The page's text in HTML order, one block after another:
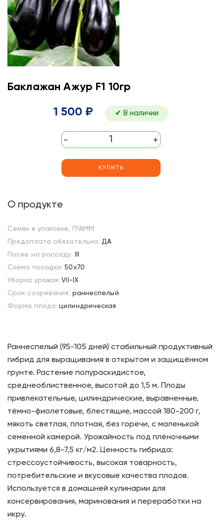
Баклажан Ажур F1 10гр
1 500 ₽ ✔ В наличии
- +
КУПИТЬ
О продукте
Семян в упаковке, ГРАММ:
Предоплата обязательна: ДА
Посев на рассаду:
Схема посадки: 50х70
Уборка урожая: VII-IX
Срок созревания: раннеспелый
Форма плода: цилиндрическая
Раннеспелый (95-105 дней) стабильный продуктивный
гибрид для выращивания в открытом и защищённом
грунте. Растение полураскидистое,
среднеоблиственное, высотой до 1,5 м. Плоды
привлекательные, цилиндрические, выравненные,
тёмно-фиолетовые, блестящие, массой 180-200 г,
мякоть светлая, плотная, без горечи, с маленькой
семенной камерой. Урожайность под плёночными
укрытиями 6,8-7,5 кг/м2. Ценность гибрида:
стрессоустойчивость, высокая товарность,
потребительские и вкусовые качества плодов.
Используется в домашней кулинарии для
консервирования, маринования и переработки на
икру.